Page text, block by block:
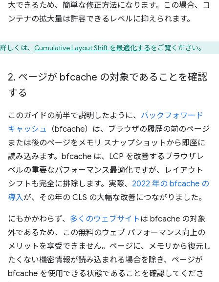
大できるため、簡単な修正方法になります。この場合、コ
ンテナの拡大量は許容できるレベルに抑えられます。
詳しくは、 Cumulative Layout Shift を最適化するをご覧ください。
2. ページが bfcache の対象であることを確認
する
このガイドの前半で説明したように、 バックフォワード
キャッシュ （bfcache）は、ブラウザの履歴の前のページ
または後のページをメモリ スナップショットから即座に
読み込みます。bfcache は、LCP を改善するブラウザレ
ベルの重要なパフォーマンス最適化ですが、レイアウト
シフトも完全に排除します。実際、 2022 年の bfcache の
導入が、その年の CLS の大幅な改善につながりました。
にもかかわらず、 多くのウェブサイトは bfcache の対象
外であるため、この無料のウェブ パフォーマンス向上の
メリットを享受できません。ページに、メモリから復元し
たくない機密情報が読み込まれる場合を除き、ページが
bfcache を使用できる状態であることを確認してくださ